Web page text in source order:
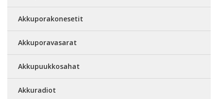
Akkuporakonesetit
Akkuporavasarat
Akkupuukkosahat
Akkuradiot